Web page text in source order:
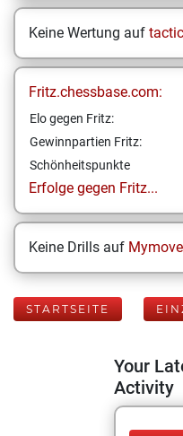
Keine Wertung auf
Fritz.chessbase.com:
Elo gegen Fritz:
Gewinnpartien Fritz:
Schönheitspunkte
Erfolge gegen Fritz...
Keine Drills auf
STARTSEITE
Your
Activity